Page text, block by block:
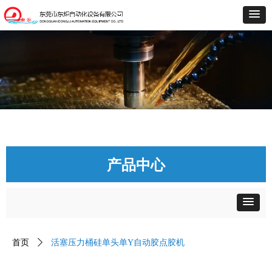
产品中心
首页 ꄲ 活塞压力桶硅单头单Y自动胶点胶机